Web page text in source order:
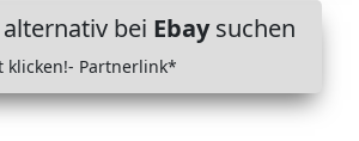
bei Ebaysuchen
klicken!- Partnerlink*